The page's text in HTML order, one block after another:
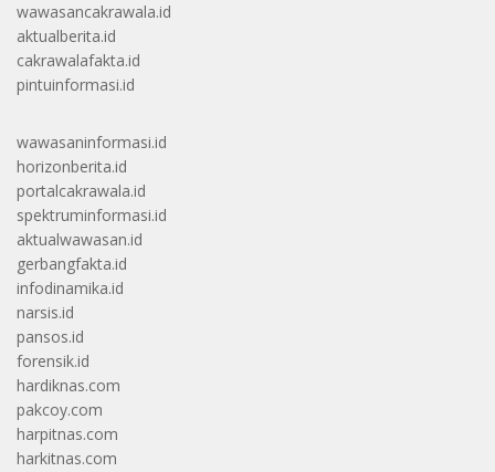
wawasancakrawala.id
aktualberita.id
cakrawalafakta.id
pintuinformasi.id
wawasaninformasi.id
horizonberita.id
portalcakrawala.id
spektruminformasi.id
aktualwawasan.id
gerbangfakta.id
infodinamika.id
narsis.id
pansos.id
forensik.id
hardiknas.com
pakcoy.com
harpitnas.com
harkitnas.com